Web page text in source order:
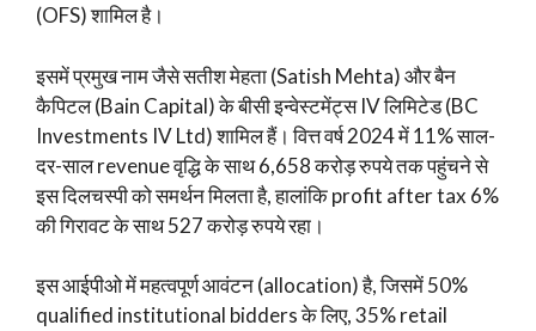
(OFS) शामिल है।
इसमें प्रमुख नाम जैसे सतीश मेहता (Satish Mehta) और बैन
कैपिटल (Bain Capital) के बीसी इन्वेस्टमेंट्स IV लिमिटेड (BC
Investments IV Ltd) शामिल हैं। वित्त वर्ष 2024 में 11% साल-
दर-साल revenue वृद्धि के साथ 6,658 करोड़ रुपये तक पहुंचने से
इस दिलचस्पी को समर्थन मिलता है, हालांकि profit after tax 6%
की गिरावट के साथ 527 करोड़ रुपये रहा।
इस आईपीओ में महत्वपूर्ण आवंटन (allocation) है, जिसमें 50%
qualified institutional bidders के लिए, 35% retail